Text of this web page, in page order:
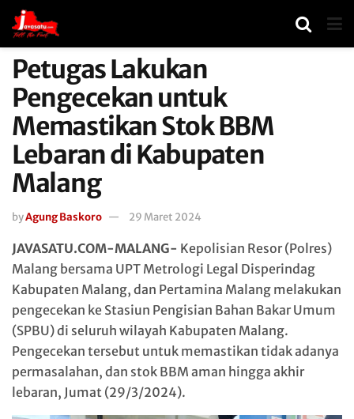
Petugas Lakukan
Pengecekan untuk
Memastikan Stok BBM
Lebaran di Kabupaten
Malang
byAgung Baskoro 29 Maret 2024
JAVASATU.COM-MALANG- Kepolisian Resor (Polres)
Malang bersama UPT Metrologi Legal Disperindag
Kabupaten Malang, dan Pertamina Malang melakukan
pengecekan ke Stasiun Pengisian Bahan Bakar Umum
(SPBU) di seluruh wilayah Kabupaten Malang.
Pengecekan tersebut untuk memastikan tidak adanya
permasalahan, dan stok BBM aman hingga akhir
lebaran, Jumat (29/3/2024).